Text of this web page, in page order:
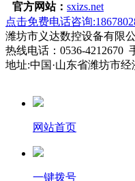
官方网站： sxizs.net
点击免费电话咨询
潍坊市义达数控设备有限
热线电话：0536-4212670
地址:中国·山东省潍坊市
网站首页
一键拨号